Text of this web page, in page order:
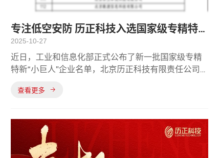
专注低空安防 历正科技入选国家级专精特
新“小巨人”企业
2025-10-27
近日，工业和信息化部正式公布了新一批国家级专精
特新“小巨人”企业名单，北京历正科技有限责任公司
自主创新能力和硬核的技术实力，成功入选。据悉，
力强、掌握关键核心技术、在产业链中具备重要作用
的企业。这一国家级
查看更多